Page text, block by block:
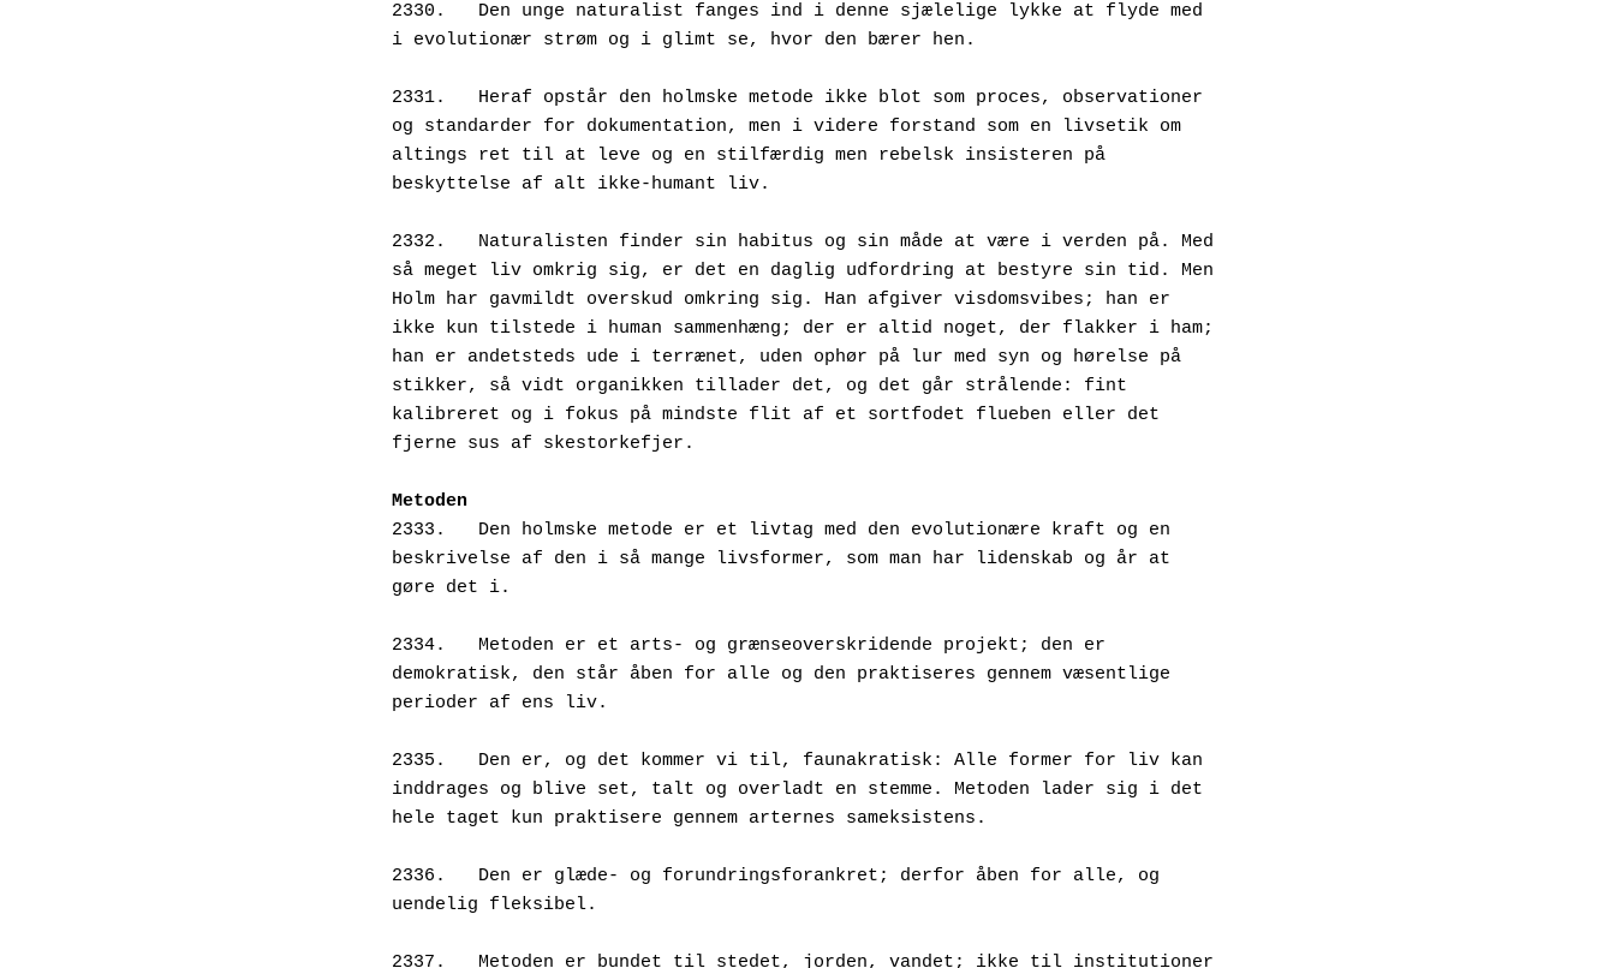
2330.   Den unge naturalist fanges ind i denne sjælelige lykke at flyde med
i evolutionær strøm og i glimt se, hvor den bærer hen.
2331.   Heraf opstår den holmske metode ikke blot som proces, observationer
og standarder for dokumentation, men i videre forstand som en livsetik om
altings ret til at leve og en stilfærdig men rebelsk insisteren på
beskyttelse af alt ikke-humant liv.
2332.   Naturalisten finder sin habitus og sin måde at være i verden på. Med
så meget liv omkrig sig, er det en daglig udfordring at bestyre sin tid. Men
Holm har gavmildt overskud omkring sig. Han afgiver visdomsvibes; han er
ikke kun tilstede i human sammenhæng; der er altid noget, der flakker i ham;
han er andetsteds ude i terrænet, uden ophør på lur med syn og hørelse på
stikker, så vidt organikken tillader det, og det går strålende: fint
kalibreret og i fokus på mindste flit af et sortfodet flueben eller det
fjerne sus af skestorkefjer.
Metoden
2333.   Den holmske metode er et livtag med den evolutionære kraft og en
beskrivelse af den i så mange livsformer, som man har lidenskab og år at
gøre det i.
2334.   Metoden er et arts- og grænseoverskridende projekt; den er
demokratisk, den står åben for alle og den praktiseres gennem væsentlige
perioder af ens liv.
2335.   Den er, og det kommer vi til, faunakratisk: Alle former for liv kan
inddrages og blive set, talt og overladt en stemme. Metoden lader sig i det
hele taget kun praktisere gennem arternes sameksistens.
2336.   Den er glæde- og forundringsforankret; derfor åben for alle, og
uendelig fleksibel.
2337.   Metoden er bundet til stedet, jorden, vandet; ikke til institutioner